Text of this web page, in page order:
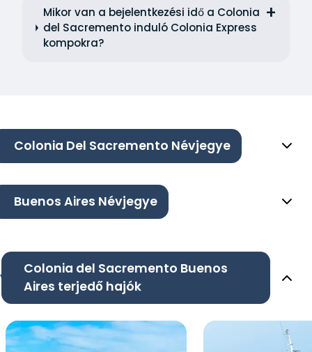
Mikor van a bejelentkezési idő a Colonia
del Sacremento induló Colonia Express
kompokra?
Colonia Del Sacremento Névjegye
Buenos Aires Névjegye
Colonia del Sacremento Buenos
Aires terjedő hajók